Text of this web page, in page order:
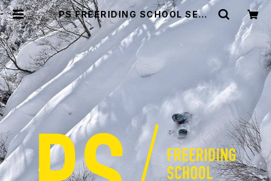
PS FREERIDING SCHOOL SESS
ION